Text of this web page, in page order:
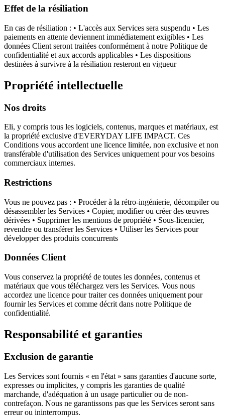
Effet de la résiliation
En cas de résiliation : • L'accès aux Services sera suspendu • Les
paiements en attente deviennent immédiatement exigibles • Les
données Client seront traitées conformément à notre Politique de
confidentialité et aux accords applicables • Les dispositions
destinées à survivre à la résiliation resteront en vigueur
Propriété intellectuelle
Nos droits
Eli, y compris tous les logiciels, contenus, marques et matériaux, est
la propriété exclusive d'EVERYDAY LIFE IMPACT. Ces
Conditions vous accordent une licence limitée, non exclusive et non
transférable d'utilisation des Services uniquement pour vos besoins
commerciaux internes.
Restrictions
Vous ne pouvez pas : • Procéder à la rétro-ingénierie, décompiler ou
désassembler les Services • Copier, modifier ou créer des œuvres
dérivées • Supprimer les mentions de propriété • Sous-licencier,
revendre ou transférer les Services • Utiliser les Services pour
développer des produits concurrents
Données Client
Vous conservez la propriété de toutes les données, contenus et
matériaux que vous téléchargez vers les Services. Vous nous
accordez une licence pour traiter ces données uniquement pour
fournir les Services et comme décrit dans notre Politique de
confidentialité.
Responsabilité et garanties
Exclusion de garantie
Les Services sont fournis « en l'état » sans garanties d'aucune sorte,
expresses ou implicites, y compris les garanties de qualité
marchande, d'adéquation à un usage particulier ou de non-
contrefaçon. Nous ne garantissons pas que les Services seront sans
erreur ou ininterrompus.